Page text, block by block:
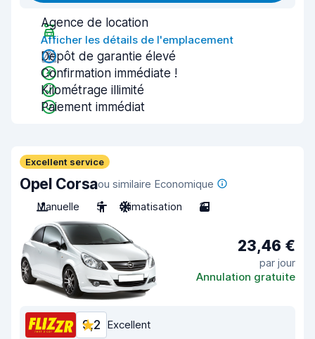
Agence de location
Afficher les détails de l'emplacement
Dépôt de garantie élevé
Confirmation immédiate !
Kilométrage illimité
Paiement immédiat
Excellent service
Opel Corsaou similaire Economique
Manuelle
5 Climatisation 3
23,46 €
par jour
Annulation gratuite
9,2 Excellent